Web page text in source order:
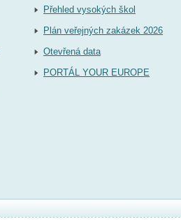
Přehled vysokých škol
Plán veřejných zakázek 2026
Otevřená data
PORTÁL YOUR EUROPE